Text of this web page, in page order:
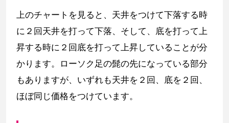
上のチャートを見ると、天井をつけて下落する時
に２回天井を打って下落、そして、底を打って上
昇する時に２回底を打って上昇していることが分
かります。ローソク足の髭の先になっている部分
もありますが、いずれも天井を２回、底を２回、
ほぼ同じ価格をつけています。